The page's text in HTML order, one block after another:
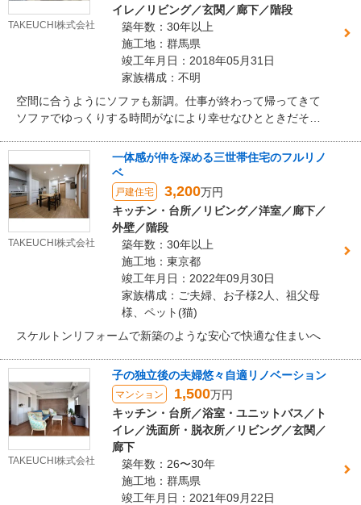
TAKEUCHI株式会社
イレ／リビング／玄関／廊下／階段
築年数：30年以上
施工地：群馬県
竣工年月日：2018年05月31日
家族構成：不明
空間に合うようにソファも新調。仕事が終わって帰ってきて
ソファでゆっくりする時間がなにより幸せなひとときだそう
TAKEUCHI株式会社
一体感が仲を深める三世帯住宅のフルリノ
ベ
戸建住宅 3,200万円
キッチン・台所／リビング／洋室／廊下／
外壁／階段
築年数：30年以上
施工地：東京都
竣工年月日：2022年09月30日
家族構成：ご夫婦、お子様2人、祖父母
様、ペット(猫)
スケルトンリフォームで新築のような安心で快適な住まいへ
TAKEUCHI株式会社
子の独立後の夫婦悠々自適リノベーション
マンション 1,500万円
キッチン・台所／浴室・ユニットバス／ト
イレ／洗面所・脱衣所／リビング／玄関／
廊下
築年数：26〜30年
施工地：群馬県
竣工年月日：2021年09月22日